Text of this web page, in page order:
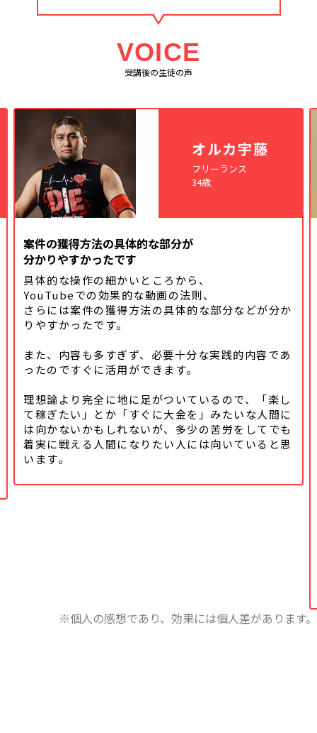
VOICE
受講後の生徒の声
オルカ宇藤
フリーランス
34歳
案件の獲得方法の具体的な部分が
分かりやすかったです
具体的な操作の細かいところから、
YouTubeでの効果的な動画の法則、
さらには案件の獲得方法の具体的な部分などが分か
りやすかったです。
また、内容も多すぎず、必要十分な実践的内容であ
ったのですぐに活用ができます。
理想論より完全に地に足がついているので、「楽し
て稼ぎたい」とか「すぐに大金を」みたいな人間に
は向かないかもしれないが、多少の苦労をしてでも
着実に戦える人間になりたい人には向いていると思
います。
※個人の感想であり、効果には個人差があります。